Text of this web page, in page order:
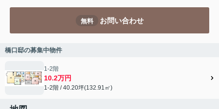
無料 お問い合わせ
橋口邸の募集中物件
1-2階
10.2万円
1-2階 / 40.20坪(132.91㎡)